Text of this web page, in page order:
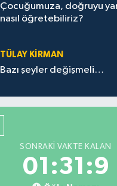
Çocuğumuza, doğruyu
nasıl öğretebiliriz?
TÜLAY KİRMAN
Bazı şeyler değişmeli…
SONRAKI VAKTE KALAN
01:31:9